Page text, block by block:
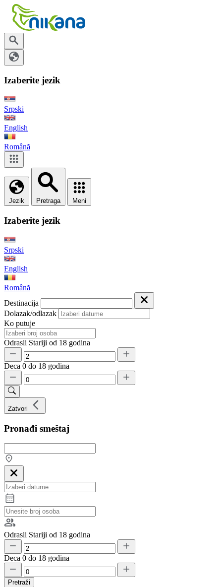
Izaberite jezik
Srpski
English
Română
Jezik Pretraga Meni
Izaberite jezik
Srpski
English
Română
Destinacija
Dolazak/odlazak
Ko putuje
Odrasli Stariji od 18 godina
Deca 0 do 18 godina
Zatvori
Pronađi smeštaj
Odrasli Stariji od 18 godina
Deca 0 do 18 godina
Pretraži